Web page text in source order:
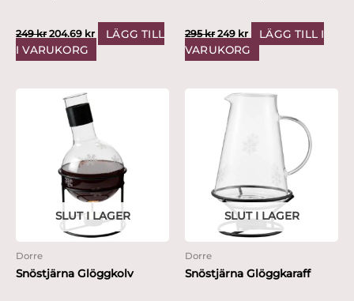
249kr 204.69 kr
LÄGG TILL
I VARUKORG
295kr 249 kr
LÄGG TILL I
VARUKORG
SLUT I LAGER
Dorre
Snöstjärna Glöggkolv
SLUT I LAGER
Dorre
Snöstjärna Glöggkaraff